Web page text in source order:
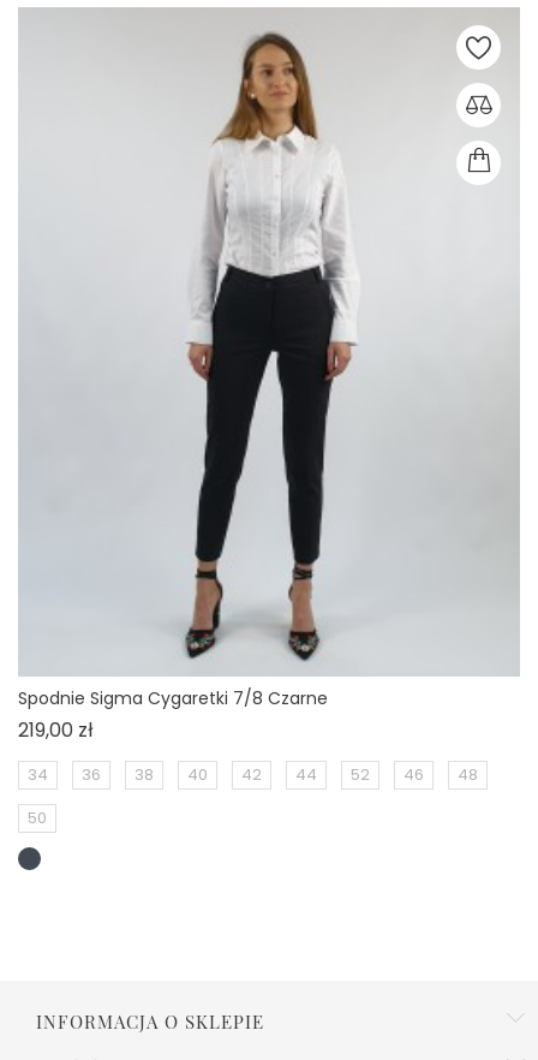
Spodnie Sigma Cygaretki 7/8 Czarne
219,00 złCena
34 36 38 40 42 44 52 46
48
50
INFORMACJA O SKLEPIE